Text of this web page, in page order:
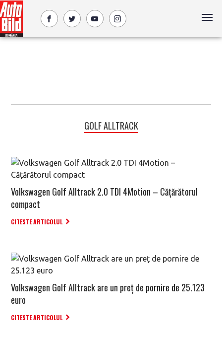
GOLF ALLTRACK
Volkswagen Golf Alltrack 2.0 TDI 4Motion – Cățărătorul
compact
CITESTE ARTICOLUL
Volkswagen Golf Alltrack are un preț de pornire de 25.123
euro
CITESTE ARTICOLUL